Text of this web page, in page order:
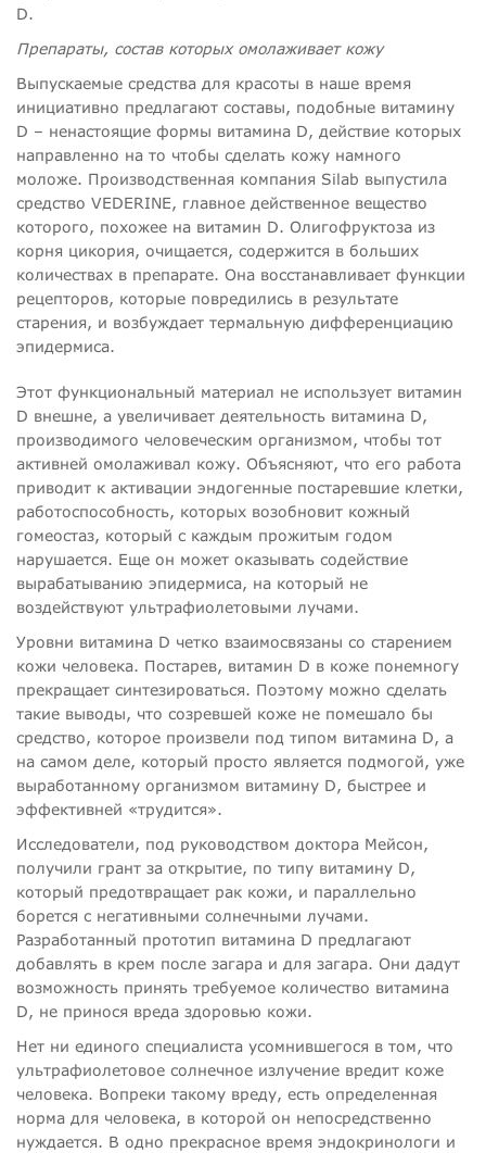
D.
Препараты, состав которых омолаживает кожу
Выпускаемые средства для красоты в наше время
инициативно предлагают составы, подобные витамину
D – ненастоящие формы витамина D, действие которых
направленно на то чтобы сделать кожу намного
моложе. Производственная компания Silab выпустила
средство VEDERINE, главное действенное вещество
которого, похожее на витамин D. Олигофруктоза из
корня цикория, очищается, содержится в больших
количествах в препарате. Она восстанавливает функции
рецепторов, которые повредились в результате
старения, и возбуждает термальную дифференциацию
эпидермиса.
Этот функциональный материал не использует витамин
D внешне, а увеличивает деятельность витамина D,
производимого человеческим организмом, чтобы тот
активней омолаживал кожу. Объясняют, что его работа
приводит к активации эндогенные постаревшие клетки,
работоспособность, которых возобновит кожный
гомеостаз, который с каждым прожитым годом
нарушается. Еще он может оказывать содействие
вырабатыванию эпидермиса, на который не
воздействуют ультрафиолетовыми лучами.
Уровни витамина D четко взаимосвязаны со старением
кожи человека. Постарев, витамин D в коже понемногу
прекращает синтезироваться. Поэтому можно сделать
такие выводы, что созревшей коже не помешало бы
средство, которое произвели под типом витамина D, а
на самом деле, который просто является подмогой, уже
выработанному организмом витамину D, быстрее и
эффективней «трудится».
Исследователи, под руководством доктора Мейсон,
получили грант за открытие, по типу витамину D,
который предотвращает рак кожи, и параллельно
борется с негативными солнечными лучами.
Разработанный прототип витамина D предлагают
добавлять в крем после загара и для загара. Они дадут
возможность принять требуемое количество витамина
D, не принося вреда здоровью кожи.
Нет ни единого специалиста усомнившегося в том, что
ультрафиолетовое солнечное излучение вредит коже
человека. Вопреки такому вреду, есть определенная
норма для человека, в которой он непосредственно
нуждается. В одно прекрасное время эндокринологи и